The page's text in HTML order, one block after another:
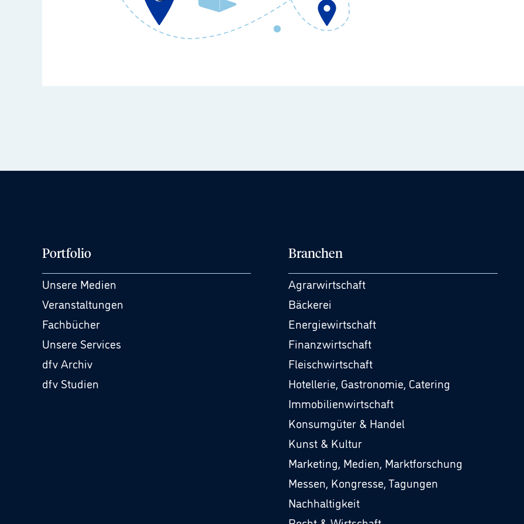
Portfolio
Unsere Medien
Veranstaltungen
Fachbücher
Unsere Services
dfv Archiv
dfv Studien
Branchen
Agrarwirtschaft
Bäckerei
Energiewirtschaft
Finanzwirtschaft
Fleischwirtschaft
Hotellerie, Gastronomie, Catering
Immobilienwirtschaft
Konsumgüter & Handel
Kunst & Kultur
Marketing, Medien, Marktforschung
Messen, Kongresse, Tagungen
Nachhaltigkeit